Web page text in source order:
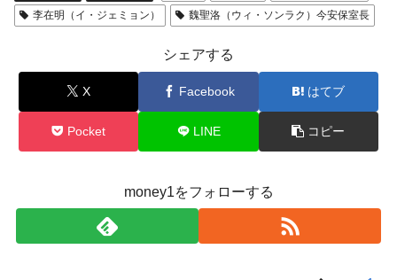
李在明（イ・ジェミョン）
魏聖洛（ウィ・ソンラク）今安保室長
シェアする
X Facebook はてブ
Pocket LINE コピー
money1をフォローする